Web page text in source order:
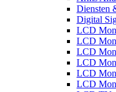
Diensten
Digital
LCD
LCD
LCD
LCD
LCD
LCD